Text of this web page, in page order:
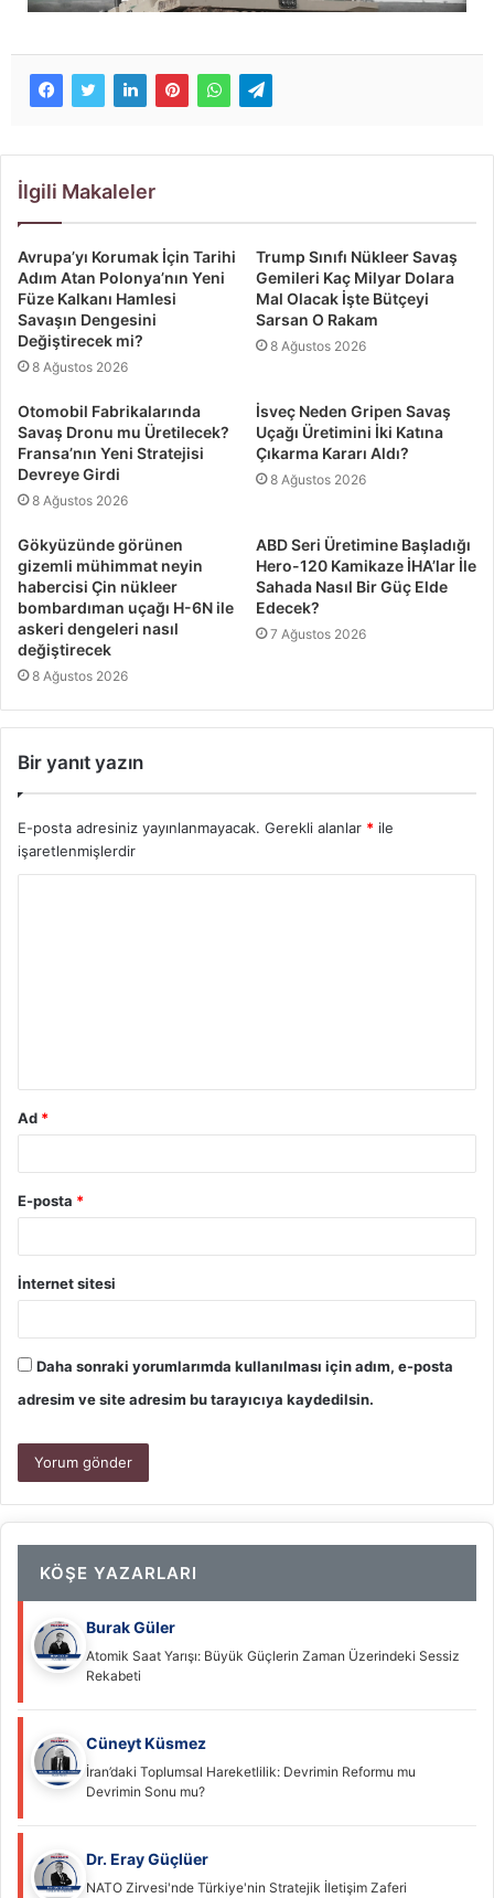
İlgili Makaleler
Avrupa’yı Korumak İçin Tarihi
Adım Atan Polonya’nın Yeni
Füze Kalkanı Hamlesi
Savaşın Dengesini
Değiştirecek mi?
8 Ağustos 2026
Trump Sınıfı Nükleer Savaş
Gemileri Kaç Milyar Dolara
Mal Olacak İşte Bütçeyi
Sarsan O Rakam
8 Ağustos 2026
Otomobil Fabrikalarında
Savaş Dronu mu Üretilecek?
Fransa’nın Yeni Stratejisi
Devreye Girdi
8 Ağustos 2026
İsveç Neden Gripen Savaş
Uçağı Üretimini İki Katına
Çıkarma Kararı Aldı?
8 Ağustos 2026
Gökyüzünde görünen
gizemli mühimmat neyin
habercisi Çin nükleer
bombardıman uçağı H-6N ile
askeri dengeleri nasıl
değiştirecek
8 Ağustos 2026
ABD Seri Üretimine Başladığı
Hero-120 Kamikaze İHA’lar İle
Sahada Nasıl Bir Güç Elde
Edecek?
7 Ağustos 2026
Bir yanıt yazın
E-posta adresiniz yayınlanmayacak. Gerekli alanlar * ile
işaretlenmişlerdir
Ad *
E-posta *
İnternet sitesi
Daha sonraki yorumlarımda kullanılması için adım, e-posta
adresim ve site adresim bu tarayıcıya kaydedilsin.
KÖŞE YAZARLARI
Burak Güler
Atomik Saat Yarışı: Büyük Güçlerin Zaman Üzerindeki Sessiz
Rekabeti
Cüneyt Küsmez
İran’daki Toplumsal Hareketlilik: Devrimin Reformu mu
Devrimin Sonu mu?
Dr. Eray Güçlüer
NATO Zirvesi'nde Türkiye'nin Stratejik İletişim Zaferi